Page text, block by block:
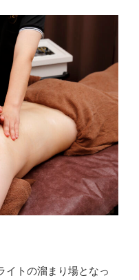
イトの溜まり場となっ